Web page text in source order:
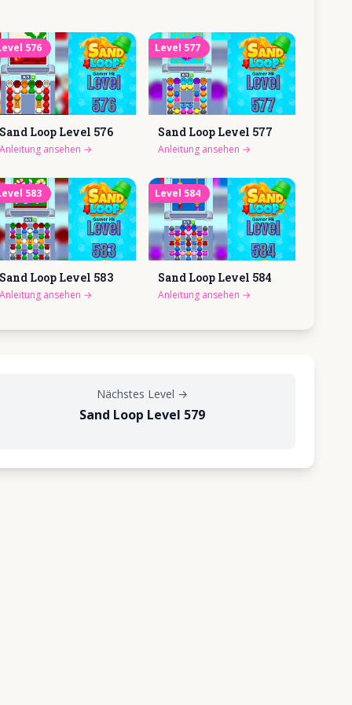
576
Loop Level 576
ansehen →
Level 577
Sand Loop Level 577
Anleitung ansehen →
583
Loop Level 583
ansehen →
Level 584
Sand Loop Level 584
Anleitung ansehen →
Nächstes Level →
Sand Loop Level 579